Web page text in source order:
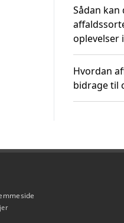
Sådan
oplevelser
Hvordan
bidrage til